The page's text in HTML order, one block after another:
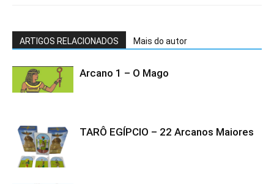
ARTIGOS RELACIONADOS Mais do autor
Arcano 1 – O Mago
TARÔ EGÍPCIO – 22 Arcanos Maiores